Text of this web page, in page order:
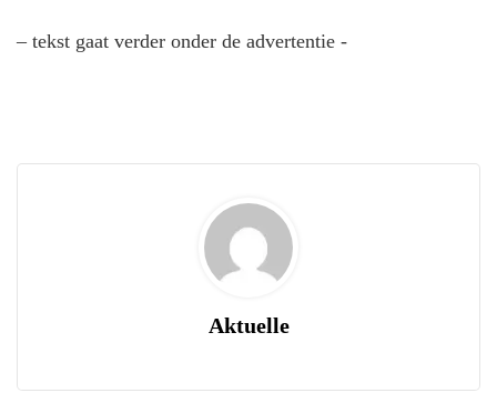
– tekst gaat verder onder de advertentie -
Aktuelle